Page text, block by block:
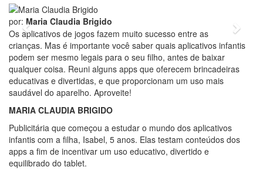
por: Maria Claudia Brigido
Previous Next
Os aplicativos de jogos fazem muito sucesso entre as
crianças. Mas é importante você saber quais aplicativos infantis
podem ser mesmo legais para o seu filho, antes de baixar
qualquer coisa. Reuni alguns apps que oferecem brincadeiras
educativas e divertidas, e que proporcionam um uso mais
saudável do aparelho. Aproveite!
MARIA CLAUDIA BRIGIDO
Publicitária que começou a estudar o mundo dos aplicativos
infantis com a filha, Isabel, 5 anos. Elas testam conteúdos dos
apps a fim de incentivar um uso educativo, divertido e
equilibrado do tablet.